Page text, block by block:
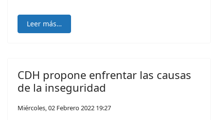
Leer más…
CDH propone enfrentar las causas
de la inseguridad
Miércoles, 02 Febrero 2022 19:27